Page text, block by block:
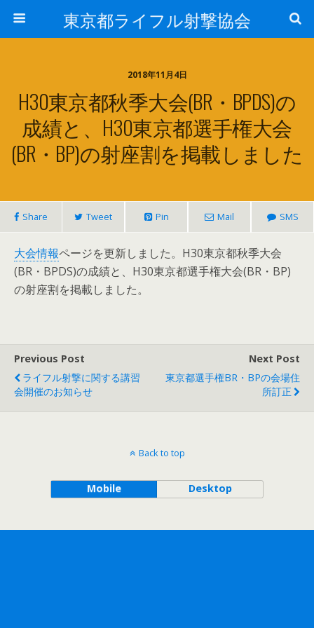
東京都ライフル射撃協会
2018年11月4日
H30東京都秋季大会(BR・BPDS)の
成績と、H30東京都選手権大会
(BR・BP)の射座割を掲載しました
Share Tweet Pin Mail SMS
大会情報ページを更新しました。H30東京都秋季大会
(BR・BPDS)の成績と、H30東京都選手権大会(BR・BP)
の射座割を掲載しました。
Previous Post
ライフル射撃に関する講習
会開催のお知らせ
Next Post
東京都選手権BR・BPの会場住
所訂正
Back to top
Mobile Desktop